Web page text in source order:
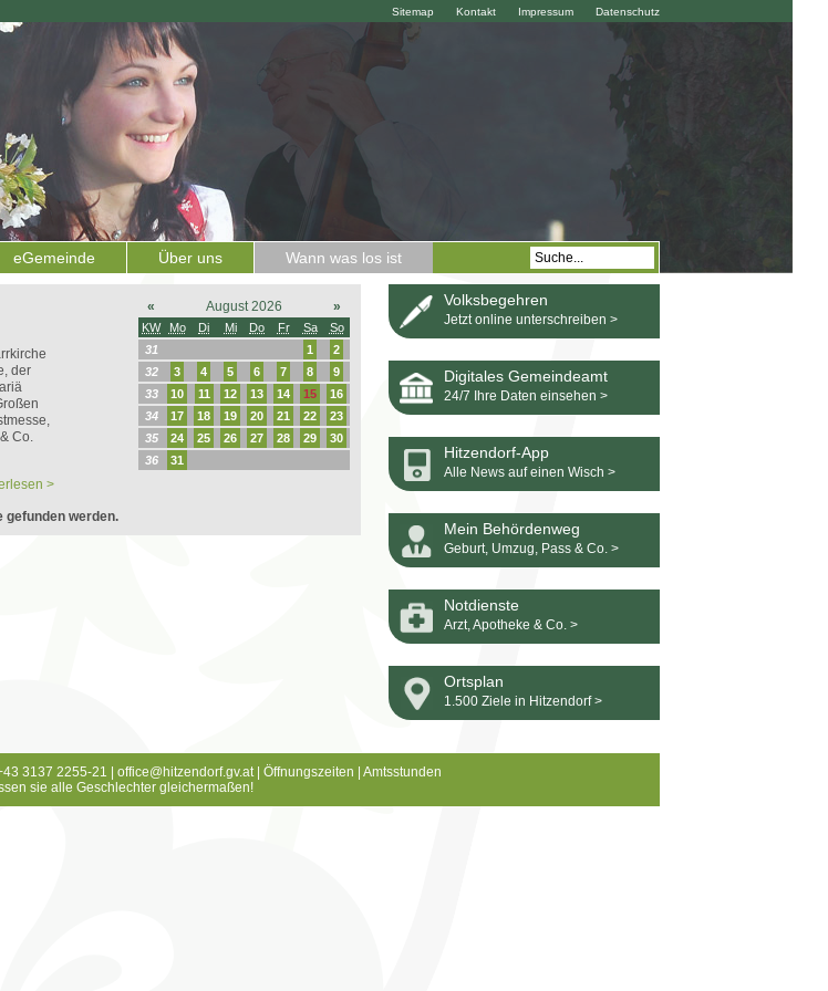
Datenschutz
Impressum
Kontakt
Sitemap
eGemeinde Über uns Wann was los ist
der
Co.
>
« August 2026 »
KW Mo Di Mi Do Fr Sa
So
31
1
2
32
3 4 5 6 7 8
9
33
10 11 12 13 14 15
16
34
17 18 19 20 21 22
23
35
24 25 26 27 28 29
30
36
31
gefunden werden.
Volksbegehren
Jetzt online unterschreiben >
Digitales Gemeindeamt
24/7 Ihre Daten einsehen >
Hitzendorf-App
Alle News auf einen Wisch >
Mein Behördenweg
Geburt, Umzug, Pass & Co. >
Notdienste
Arzt, Apotheke & Co. >
Ortsplan
1.500 Ziele in Hitzendorf >
3137 2255-21 | office@hitzendorf.gv.at| Öffnungszeiten
Amtsstunden
sie alle Geschlechter gleichermaßen!